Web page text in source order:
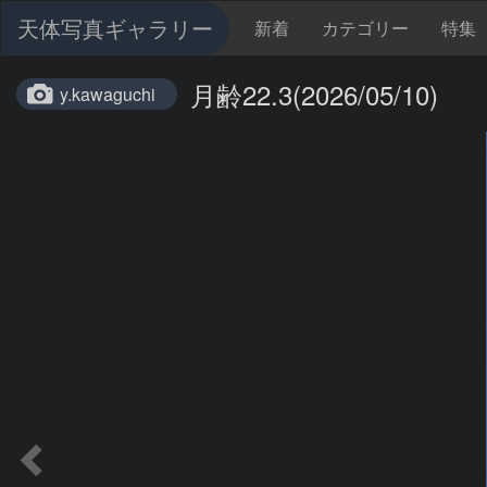
天体写真ギャラリー 新着 カテゴリー 特集
y.kawaguchi 月齢22.3(2026/05/10)